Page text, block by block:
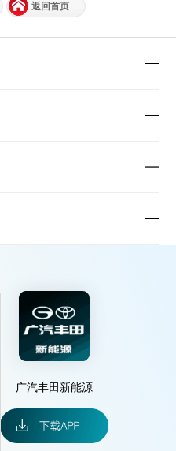
返回首页
广汽丰田新能源